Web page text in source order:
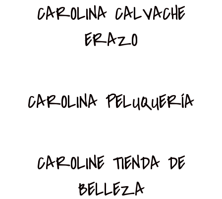
CAROLINA CALVACHE
ERAZO
CAROLINA PELUQUERÍA
CAROLINE TIENDA DE
BELLEZA